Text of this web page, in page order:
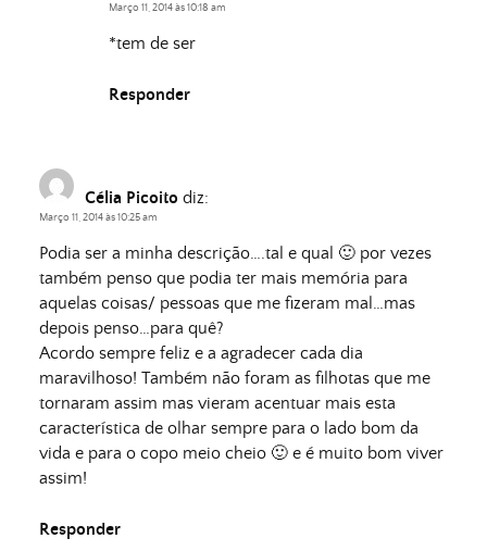
Março 11, 2014 às 10:18 am
*tem de ser
Responder
Célia Picoito diz:
Março 11, 2014 às 10:25 am
Podia ser a minha descrição….tal e qual 🙂 por vezes
também penso que podia ter mais memória para
aquelas coisas/ pessoas que me fizeram mal…mas
depois penso…para quê?
Acordo sempre feliz e a agradecer cada dia
maravilhoso! Também não foram as filhotas que me
tornaram assim mas vieram acentuar mais esta
característica de olhar sempre para o lado bom da
vida e para o copo meio cheio 🙂 e é muito bom viver
assim!
Responder